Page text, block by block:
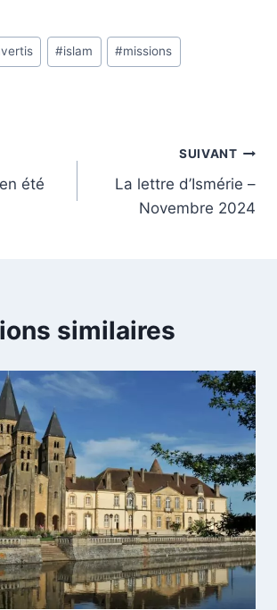
#islam #missions
été
SUIVANT
La lettre d’Ismérie –
Novembre 2024
similaires